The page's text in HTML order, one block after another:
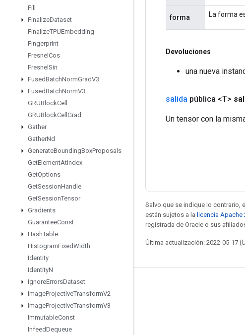
Fill
FinalizeDataset
FinalizeTPUEmbedding
Fingerprint
Fresnel Cos
Fresnel Sin
FusedBatchNormGradV3
FusedBatchNormV3
GRUBlockCell
GRUBlockCell Grad
Gather
GatherNd
GenerateBoundingBoxProposals
GetElementAtIndex
GetOptions
GetSessionHandle
GetSessionTensor
Gradients
GuaranteeConst
HashTable
HistogramFixedWidth
Identity
IdentityN
IgnoreErrorsDataset
ImageProjectiveTransformV2
ImageProjectiveTransformV3
ImmutableConst
InfeedDequeue
forma La forma
Devoluciones
una nueva
salida pública <T>
Un tensor con la
Salvo que se indique lo contrario,
están sujetos a la licencia Apache
registrada de Oracle o sus
Última actualización: 2022-05-17
Mantente conectado
Blog